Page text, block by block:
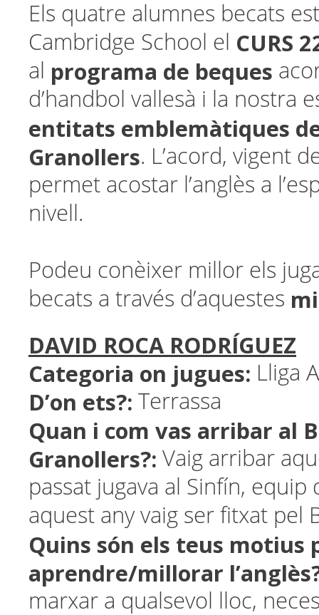
Els quatre alumnes becats
Cambridge School el CURS
al programa de beques
d’handbol vallesà i la nostra
entitats emblemàtiques
Granollers. L’acord, vigent
permet acostar l’anglès a
nivell.
Podeu conèixer millor els
becats a través d’aquestes
DAVID ROCA RODRÍGUEZ
Categoria on jugues: Lliga
D’on ets?: Terrassa
Quan i com vas arribar al
Granollers?: Vaig arribar
passat jugava al Sinfín, equip
aquest any vaig ser fitxat pel
Quins són els teus motius
aprendre/millorar
marxar a qualsevol lloc,